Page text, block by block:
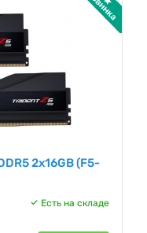
2x16GB (F5-
Есть на складе